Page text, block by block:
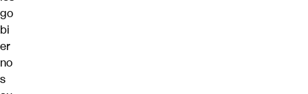
go
bi
er
no
s